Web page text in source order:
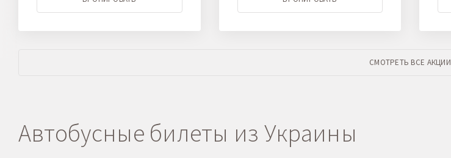
СМОТРЕТЬ ВСЕ АКЦИИ
Автобусные билеты из Украины